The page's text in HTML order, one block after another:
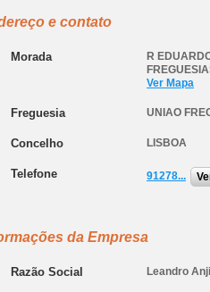
e contato
Morada R
Ver Mapa
Freguesia UNIAO
Concelho LISBOA
Telefone 91278...
da Empresa
Razão Social Leandro